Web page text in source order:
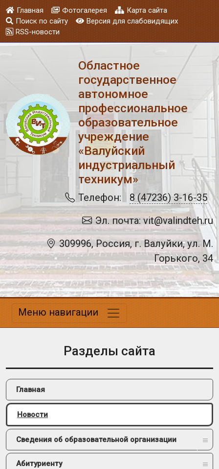
Главная Фотогалерея
Карта сайта
Поиск по сайту
Версия для слабовидящих
RSS-новости
Областное
государственное
автономное
профессиональное
образовательное
учреждение
«Валуйский
индустриальный
техникум»
Телефон:
8 (47236) 3-16-35
Эл. почта: vit@valindteh.ru
309996, Россия, г. Валуйки, ул. М.
Горького, 34
Меню навигации
Разделы сайта
Главная
Новости
Сведения об образовательной организации
Абитуриенту